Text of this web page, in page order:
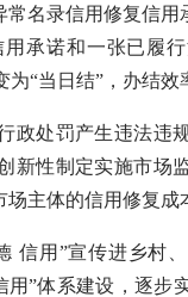
录信用修复信用
承诺和一张已履
为“当日结”，办结
处罚产生违法违
新性制定实施市场
场主体的信用修复成
用”宣传进乡村、
”体系建设，逐步